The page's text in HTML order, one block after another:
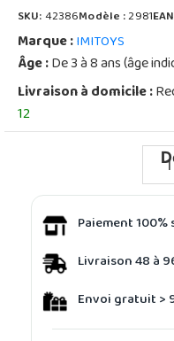
SKU:42386Modèle :2981
Marque :IMITOYS
Âge :De 3 à 8 ans (âge
Livraison à domicile :
12
Paiement
Livraison 48 à
Envoi gratuit >